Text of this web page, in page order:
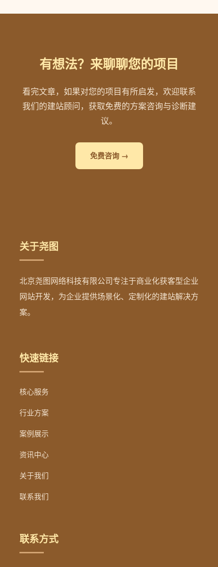
有想法？来聊聊您的项目
看完文章，如果对您的项目有所启发，欢迎联系
我们的建站顾问，获取免费的方案咨询与诊断建
议。
免费咨询 →
关于尧图
北京尧图网络科技有限公司专注于商业化获客型企业
网站开发，为企业提供场景化、定制化的建站解决方
案。
快速链接
核心服务
行业方案
案例展示
资讯中心
关于我们
联系我们
联系方式